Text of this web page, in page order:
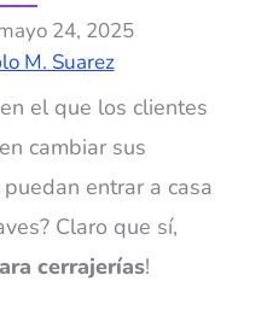
24, 2025
M. Suarez
el que los clientes
cambiar sus
entrar a casa
Claro que sí,
cerrajerías!